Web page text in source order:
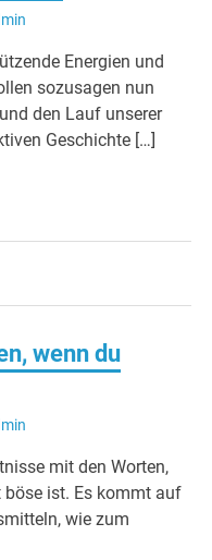
Energien und
sozusagen nun
den Lauf unserer
Geschichte […]
wenn du
mit den Worten,
ist. Es kommt auf
wie zum